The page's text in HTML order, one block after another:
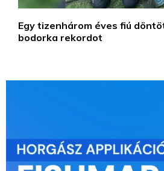
Egy tizenhárom éves fiú
bodorka rekordot